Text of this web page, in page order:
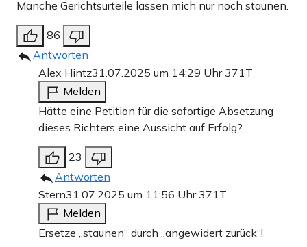
Manche Gerichtsurteile lassen mich nur noch staunen.
86
Antworten
Alex Hintz31.07.2025 um 14:29 Uhr371T
Melden
Hätte eine Petition für die sofortige Absetzung
dieses Richters eine Aussicht auf Erfolg?
23
Antworten
Stern31.07.2025 um 11:56 Uhr371T
Melden
Ersetze „staunen“ durch „angewidert zurück“!